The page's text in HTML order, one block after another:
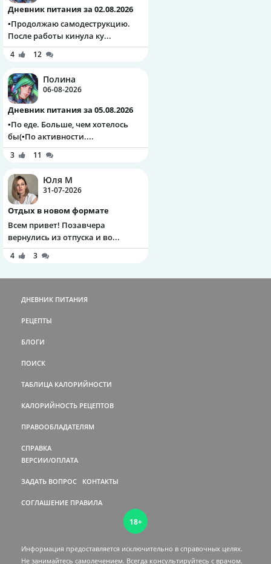
Дневник питания за 02.08.2026
▪️Продолжаю самодеструкцию.
После работы кинула ку...
4 12
Полина
06-08-2026
Дневник питания за 05.08.2026
▪️По еде. Больше, чем хотелось
бы(▪️По активности....
3 11
Юля М
31-07-2026
Отдых в новом формате
Всем привет! Позавчера
вернулись из отпуска и во...
4 3
ДНЕВНИК ПИТАНИЯ
РЕЦЕПТЫ
БЛОГИ
ПОИСК
ТАБЛИЦА КАЛОРИЙНОСТИ
КАЛОРИЙНОСТЬ РЕЦЕПТОВ
ПРАВООБЛАДАТЕЛЯМ
СПРАВКА
ВЕРСИИ/ОПЛАТА
ЗАДАТЬ ВОПРОС КОНТАКТЫ
СОГЛАШЕНИЕ ПРАВИЛА
18+
Информация предоставляется исключительно в справочных целях.
Не занимайтесь самолечением. Всегда консультируйтесь c врачом.